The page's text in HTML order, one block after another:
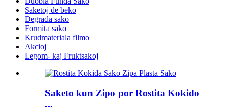
Saketoj de beko
Degrada sako
Formita sako
Krudmateriala filmo
Akcioj
Legom- kaj Fruktsakoj
Saketo kun Zipo por Rostita Kokido
...